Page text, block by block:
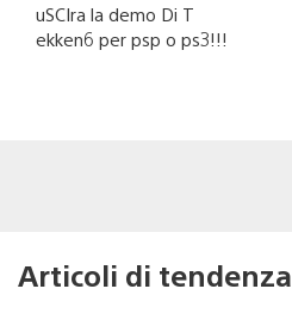
uSCIra la demo Di T
ekken6 per psp o ps3!!!
Articoli di tendenza